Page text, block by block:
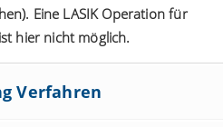
Eine LASIK Operation für
hier nicht möglich.
Verfahren